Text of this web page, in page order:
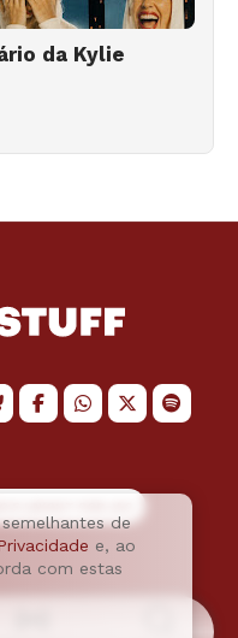
da Kylie
de
e, ao
com estas